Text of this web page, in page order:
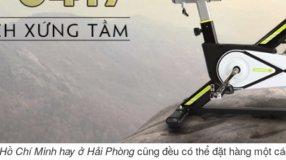
Chí Minh hay ở Hải Phòngcũng đều có thể đặt hàng một